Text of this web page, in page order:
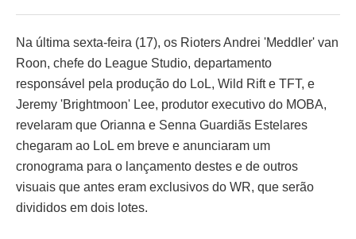
Na última sexta-feira (17), os Rioters Andrei 'Meddler' van
Roon, chefe do League Studio, departamento
responsável pela produção do LoL, Wild Rift e TFT, e
Jeremy 'Brightmoon' Lee, produtor executivo do MOBA,
revelaram que Orianna e Senna Guardiãs Estelares
chegaram ao LoL em breve e anunciaram um
cronograma para o lançamento destes e de outros
visuais que antes eram exclusivos do WR, que serão
divididos em dois lotes.